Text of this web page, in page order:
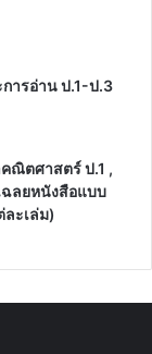
ารอ่าน ป.1-ป.3
ณิตศาสตร์ ป.1 ,
ฉลยหนังสือแบบ
ะเล่ม)